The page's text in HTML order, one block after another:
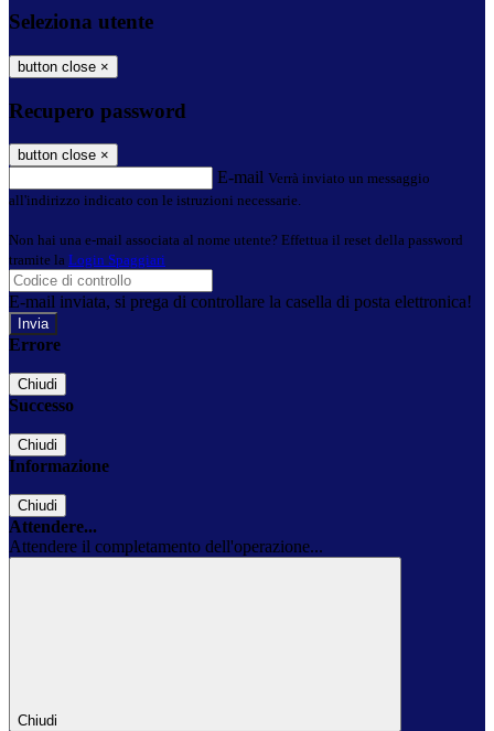
Seleziona utente
button close ×
Recupero password
button close ×
E-mail Verrà inviato un messaggio
all'indirizzo indicato con le istruzioni necessarie.
Non hai una e-mail associata al nome utente? Effettua il reset della password
tramite la Login Spaggiari
E-mail inviata, si prega di controllare la casella di posta elettronica!
Errore
Chiudi
Successo
Chiudi
Informazione
Chiudi
Attendere...
Attendere il completamento dell'operazione...
Chiudi